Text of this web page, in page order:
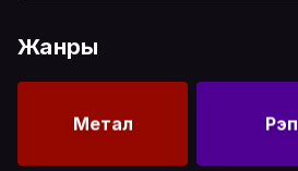
Жанры
Метал Рэп